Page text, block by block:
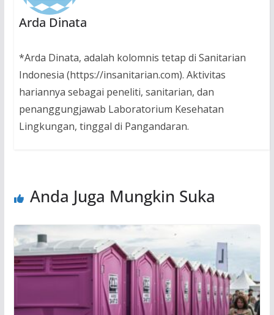
Arda Dinata
*Arda Dinata, adalah kolomnis tetap di Sanitarian
Indonesia (https://insanitarian.com). Aktivitas
hariannya sebagai peneliti, sanitarian, dan
penanggungjawab Laboratorium Kesehatan
Lingkungan, tinggal di Pangandaran.
Anda Juga Mungkin Suka